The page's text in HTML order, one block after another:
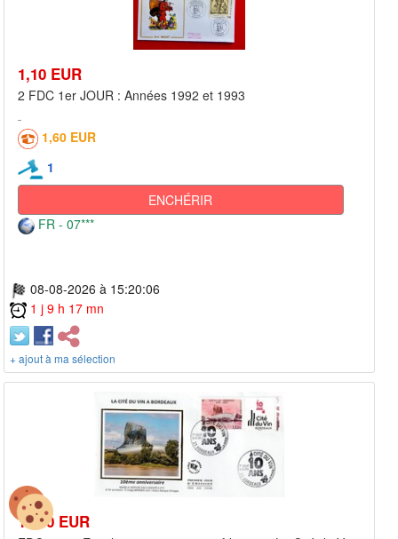
1,10 EUR
2 FDC 1er JOUR : Années 1992 et 1993
1,60 EUR
1
ENCHÉRIR
FR - 07***
08-08-2026 à 15:20:06
1 j 9 h 17 mn
+ ajout à ma sélection
15,00 EUR